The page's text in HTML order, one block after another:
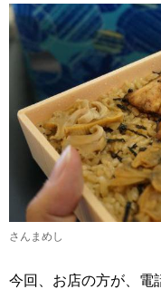
さんまめし
今回、お店の方が、電